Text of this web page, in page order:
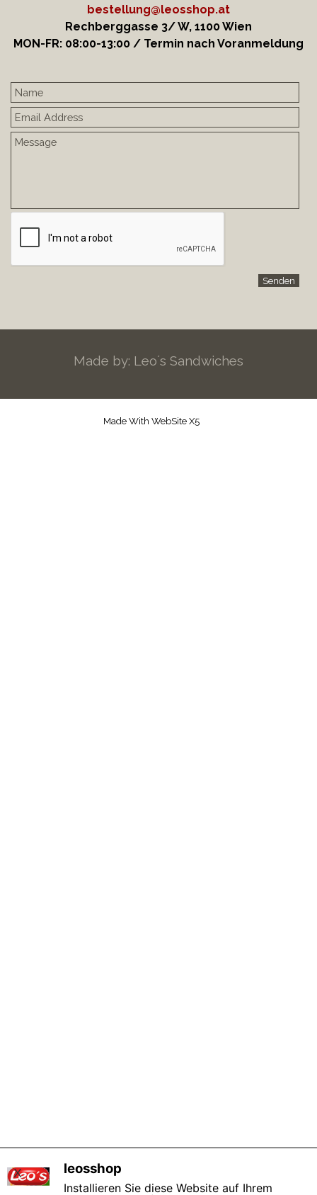
bestellung@leosshop.at
Rechberggasse 3/ W, 1100 Wien
MON-FR: 08:00-13:00 / Termin nach Voranmeldung
Made by: Leo´s Sandwiches
Made With WebSite X5
leosshop
Installieren Sie diese Website auf Ihrem
X